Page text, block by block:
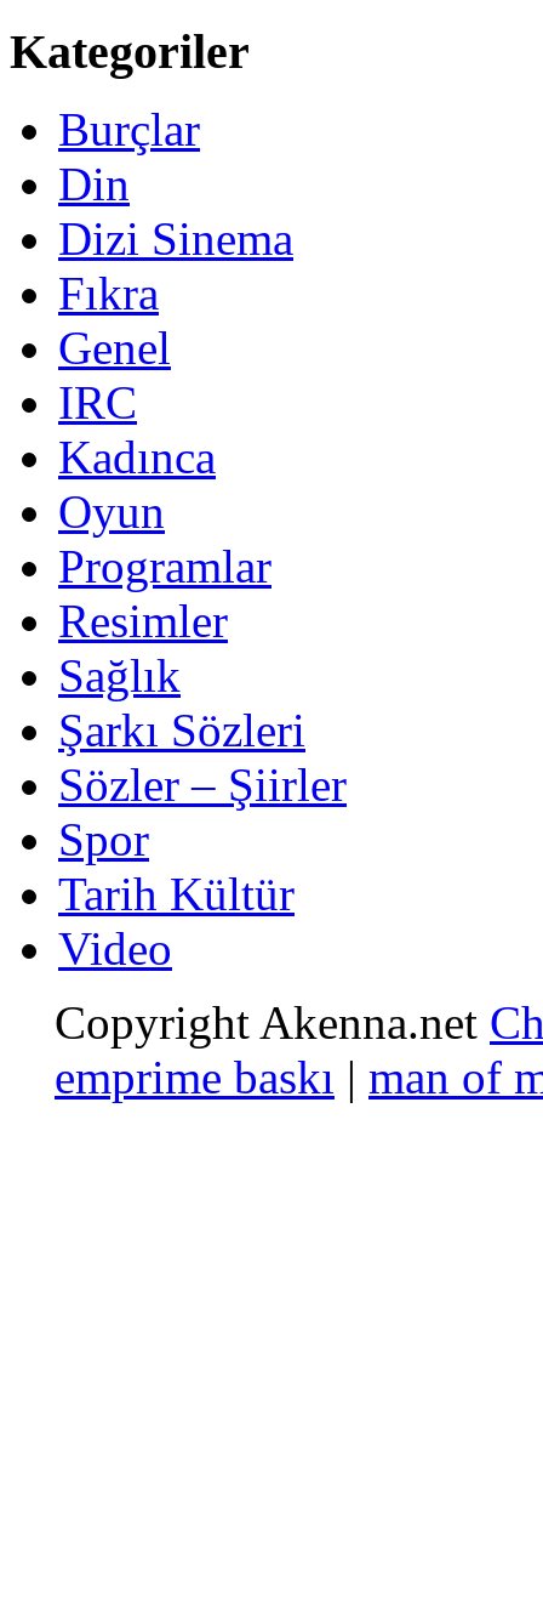
Kategoriler
Burçlar
Din
Dizi Sinema
Fıkra
Genel
IRC
Kadınca
Oyun
Programlar
Resimler
Sağlık
Şarkı Sözleri
Sözler – Şiirler
Spor
Tarih Kültür
Video
Copyright Akenna.net
emprime baskı | man of